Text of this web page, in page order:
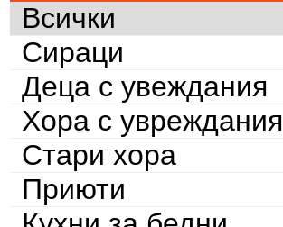
Всички
Сираци
Деца с увеждания
Хора с увреждания
Стари хора
Приюти